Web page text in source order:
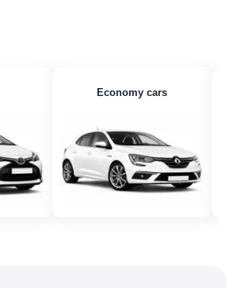
Economy cars